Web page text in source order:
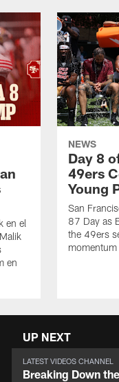
en el
en
NEWS
Day 8
49ers
Young
San
87 Day as
the 49ers
momentum
UP NEXT
LATEST VIDEOS CHANNEL
Breaking Down